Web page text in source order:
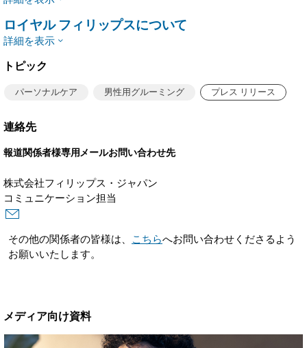
ロイヤル フィリップスについて
詳細を表示
トピック
パーソナルケア 男性用グルーミング プレス リリース
連絡先
報道関係者様専用メールお問い合わせ先
株式会社フィリップス・ジャパン
コミュニケーション担当
その他の関係者の皆様は、 こちらへお問い合わせくださるよう
お願いいたします。
メディア向け資料